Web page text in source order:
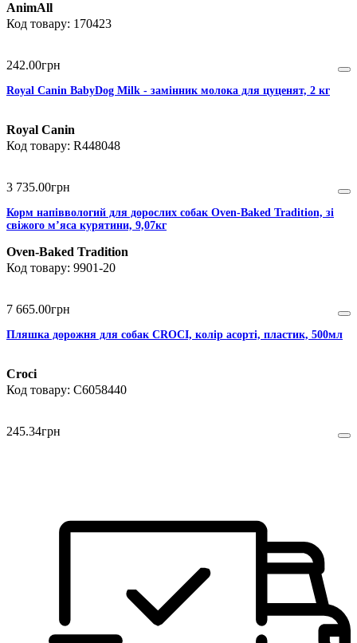
AnimAll
170423
242.00грн
Royal Canin BabyDog Milk - замінник молока для цуценят, 2 кг
Royal Canin
R448048
3 735.00грн
Корм напіввологий для дорослих собак Oven-Baked Tradition, зі
свіжого м’яса курятини, 9,07кг
Oven-Baked Tradition
9901-20
7 665.00грн
Пляшка дорожня для собак CROCI, колір асорті, пластик, 500мл
Croci
C6058440
245.34грн